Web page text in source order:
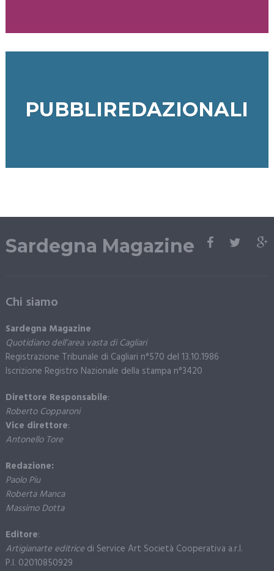
PUBBLIREDAZIONALI
Sardegna Magazine
Chi siamo
Sardegna Magazine
Quotidiano dell’area vasta di Cagliari
Registrazione Tribunale di Cagliari n°570 del 13.10.1986
Iscrizione Registro Nazionale della stampa n°3420
Direttore Responsabile:
Roberto Copparoni
Vice direttore:
Antonello Tore
Redazione:
Paolo Piu
Roberta Manca
Massimo Dotta
Editore:
Artigianarte editricedi Service Art Società Cooperativa a.r.l.
P.I. 02010850929